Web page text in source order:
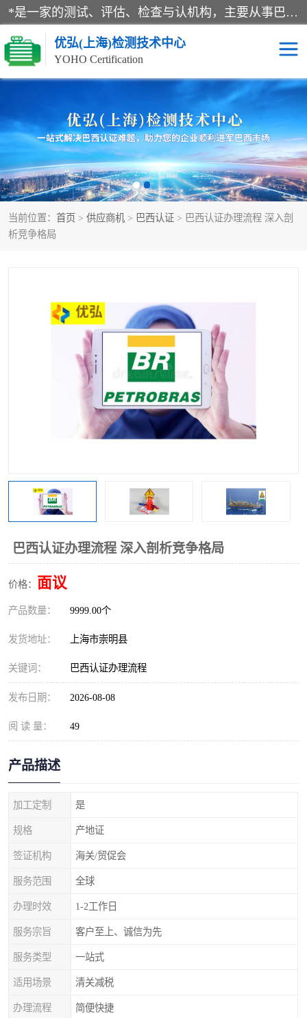
*是一家的测试、评估、检查与认机构，主要从事巴西NR10认证、NR12认证、NR13认证；ANATEL认证、INMTRO认证，欧盟CE认证：MD认证，PED认证，MID认证，ATEX认证，德国蓝色天使认证。
优弘(上海)检测技术中心
YOHO Certification
当前位置： 首页 > 供应商机 > 巴西认证 > 巴西认证办理流程 深入剖
析竞争格局
巴西认证办理流程 深入剖析竞争格局
价格： 面议
产品数量： 9999.00个
发货地址： 上海市崇明县
关键词： 巴西认证办理流程
发布日期： 2026-08-08
阅 读 量： 49
产品描述
加工定制 是
规格 产地证
签证机构 海关/贸促会
服务范围 全球
办理时效 1-2工作日
服务宗旨 客户至上、诚信为先
服务类型 一站式
适用场景 清关减税
办理流程 简便快捷
RECYCLASS认证 NR10认证
NR12认证 NR13认证
ART认证 巴西NR认证
巴西认证 RETIE认证